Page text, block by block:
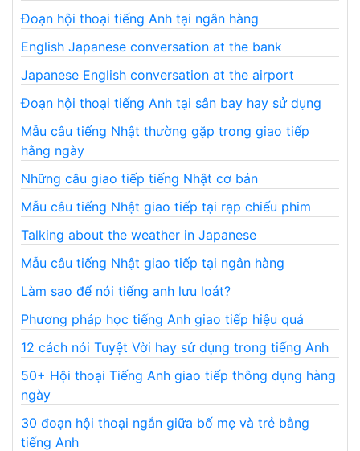
Đoạn hội thoại tiếng Anh tại ngân hàng
English Japanese conversation at the bank
Japanese English conversation at the airport
Đoạn hội thoại tiếng Anh tại sân bay hay sử dụng
Mẫu câu tiếng Nhật thường gặp trong giao tiếp
hằng ngày
Những câu giao tiếp tiếng Nhật cơ bản
Mẫu câu tiếng Nhật giao tiếp tại rạp chiếu phim
Talking about the weather in Japanese
Mẫu câu tiếng Nhật giao tiếp tại ngân hàng
Làm sao để nói tiếng anh lưu loát?
Phương pháp học tiếng Anh giao tiếp hiệu quả
12 cách nói Tuyệt Vời hay sử dụng trong tiếng Anh
50+ Hội thoại Tiếng Anh giao tiếp thông dụng hàng
ngày
30 đoạn hội thoại ngắn giữa bố mẹ và trẻ bằng
tiếng Anh